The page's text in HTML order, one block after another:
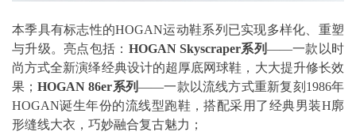
本季具有标志性的HOGAN运动鞋系列已实现多样化、重塑
与升级。亮点包括： HOGAN Skyscraper系列——一款以时
尚方式全新演绎经典设计的超厚底网球鞋，大大提升修长效
果；HOGAN 86er系列——一款以流线方式重新复刻1986年
HOGAN诞生年份的流线型跑鞋，搭配采用了经典男装H廓
形缝线大衣，巧妙融合复古魅力；